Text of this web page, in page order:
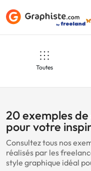
Toutes
Bio
20 exemples
pour votre
Consultez tous nos
réalisés par les
style graphique idéal